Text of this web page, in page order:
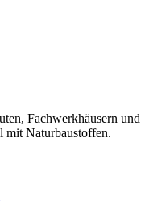
Fachwerkhäusern und
mit Naturbaustoffen.